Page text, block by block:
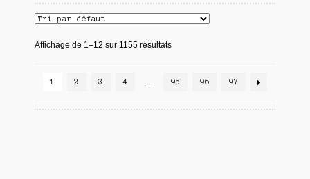
Affichage de 1–12 sur 1155 résultats
1 2 3 4 95 96 97